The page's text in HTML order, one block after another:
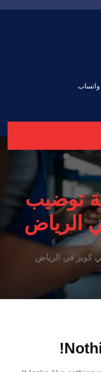
واتساب
توضيب
الرياض
كوبر في الرياض